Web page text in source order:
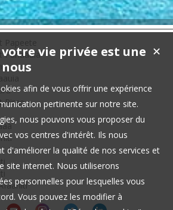
Punaauia
Pirae
✕
votre vie privée est une
afin de vous offrir une expérience
pertinente sur notre site.
nous pouvons vous proposer du
vos centres d'intérêt. Ils nous
d'améliorer la qualité de nos services et
site internet. Nous utiliserons
personnelles pour lesquelles vous
Vous pouvez les modifier à